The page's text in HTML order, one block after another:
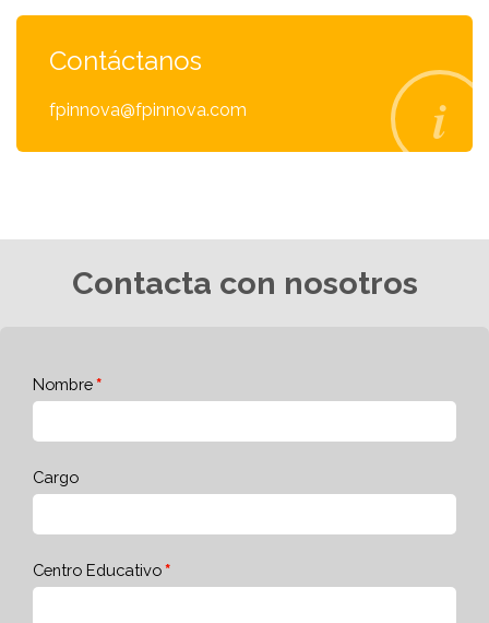
Contáctanos
fpinnova@fpinnova.com
Contacta con nosotros
Nombre
Cargo
Centro Educativo